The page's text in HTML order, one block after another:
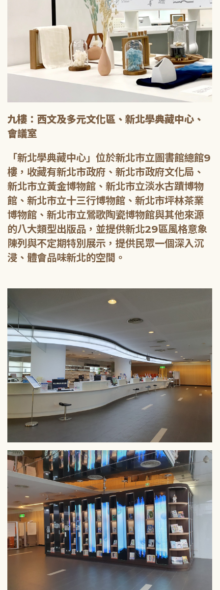
九樓：西文及多元文化區、新北學典藏中心、
會議室
「新北學典藏中心」位於新北市立圖書館總館9
樓，收藏有新北市政府、新北市政府文化局、
新北市立黃金博物館、新北市立淡水古蹟博物
館、新北市立十三行博物館、新北市坪林茶業
博物館、新北市立鶯歌陶瓷博物館與其他來源
的八大類型出版品，並提供新北29區風格意象
陳列與不定期特別展示，提供民眾一個深入沉
浸、體會品味新北的空間。